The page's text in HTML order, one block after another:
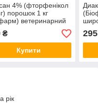
4% (фторфенікол
порошок 1 кг
ветеринарний
і риб
₴
Купити
295
рік